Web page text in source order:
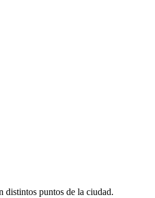
distintos puntos de la ciudad.